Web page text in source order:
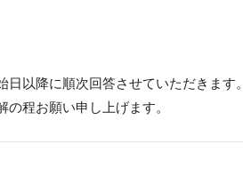
以降に順次回答させていただきます。
程お願い申し上げます。